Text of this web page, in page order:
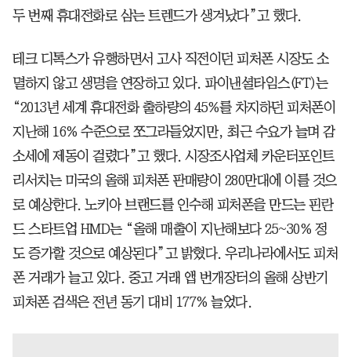
두 번째 휴대전화로 삼는 트렌드가 생겨났다”고 했다.
테크 디톡스가 유행하면서 고사 직전이던 피처폰 시장도 소
멸하지 않고 생명을 연장하고 있다. 파이낸셜타임스(FT)는
“2013년 세계 휴대전화 출하량의 45%를 차지하던 피처폰이
지난해 16% 수준으로 쪼그라들었지만, 최근 수요가 늘며 감
소세에 제동이 걸렸다”고 했다. 시장조사업체 카운터포인트
리서치는 미국의 올해 피처폰 판매량이 280만대에 이를 것으
로 예상한다. 노키아 브랜드를 인수해 피처폰을 만드는 핀란
드 스타트업 HMD는 “올해 매출이 지난해보다 25~30% 정
도 증가할 것으로 예상된다”고 밝혔다. 우리나라에서도 피처
폰 거래가 늘고 있다. 중고 거래 앱 번개장터의 올해 상반기
피처폰 검색은 전년 동기 대비 177% 늘었다.